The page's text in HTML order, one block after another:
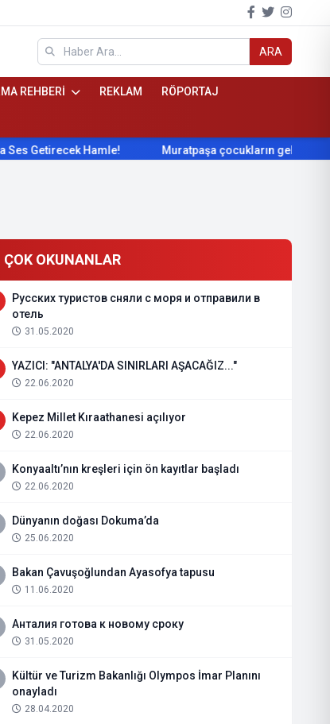
ARA
REHBERİ REKLAM RÖPORTAJ
Hamle! Muratpaşa çocukların gelişimini
ÇOK OKUNANLAR
Русских туристов сняли с моря и отправили в
отель
31.05.2020
YAZICI: "ANTALYA'DA SINIRLARI AŞACAĞIZ..."
22.06.2020
Kepez Millet Kıraathanesi açılıyor
22.06.2020
Konyaaltı’nın kreşleri için ön kayıtlar başladı
22.06.2020
Dünyanın doğası Dokuma’da
25.06.2020
Bakan Çavuşoğlundan Ayasofya tapusu
11.06.2020
Анталия готова к новому сроку
31.05.2020
Kültür ve Turizm Bakanlığı Olympos İmar Planını
onayladı
28.04.2020